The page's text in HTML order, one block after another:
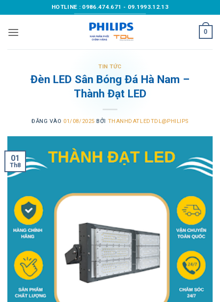
qua
nội
HOTLINE : 0986.474.671 - 09.1993.12.13
0
TIN TỨC
Đèn LED Sân Bóng Đá Hà Nam –
Thành Đạt LED
ĐĂNG VÀO 01/08/2025 BỞI THANHDATLEDTDL@PHILIPS
01
Th8